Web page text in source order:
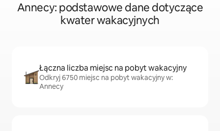
Annecy: podstawowe dane dotyczące
kwater wakacyjnych
Łączna liczba miejsc na pobyt wakacyjny
Odkryj 6750 miejsc na pobyt wakacyjny w:
Annecy